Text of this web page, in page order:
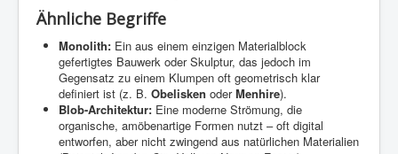
Ähnliche Begriffe
Monolith: Ein aus einem einzigen Materialblock
gefertigtes Bauwerk oder Skulptur, das jedoch im
Gegensatz zu einem Klumpen oft geometrisch klar
definiert ist (z. B. Obelisken oderMenhire).
Blob-Architektur: Eine moderne Strömung, die
organische, amöbenartige Formen nutzt – oft digital
entworfen, aber nicht zwingend aus natürlichen Materialien